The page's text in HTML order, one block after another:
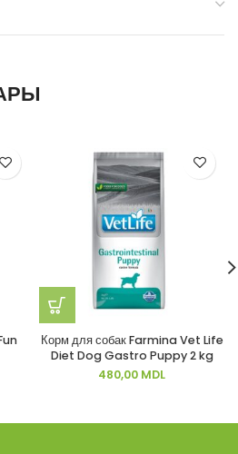
Корм для собак Farmina Vet Life
Diet Dog Gastro Puppy 2 kg
480,00 MDL